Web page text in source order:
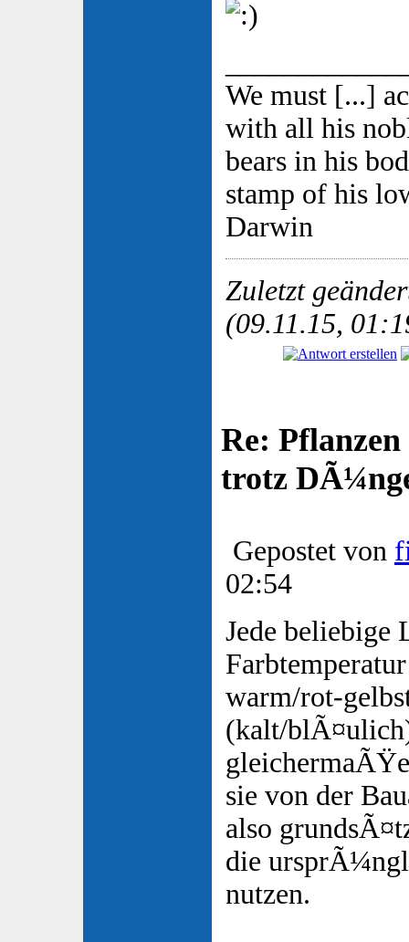
We must [...]
with all his
bears in his
stamp of his
Darwin
Zuletzt
(09.11.15,
Re:
trotz
Gepostet von
02:54
Jede beliebige
warm/rot-
(kalt/
sie von der
also
die
nutzen.